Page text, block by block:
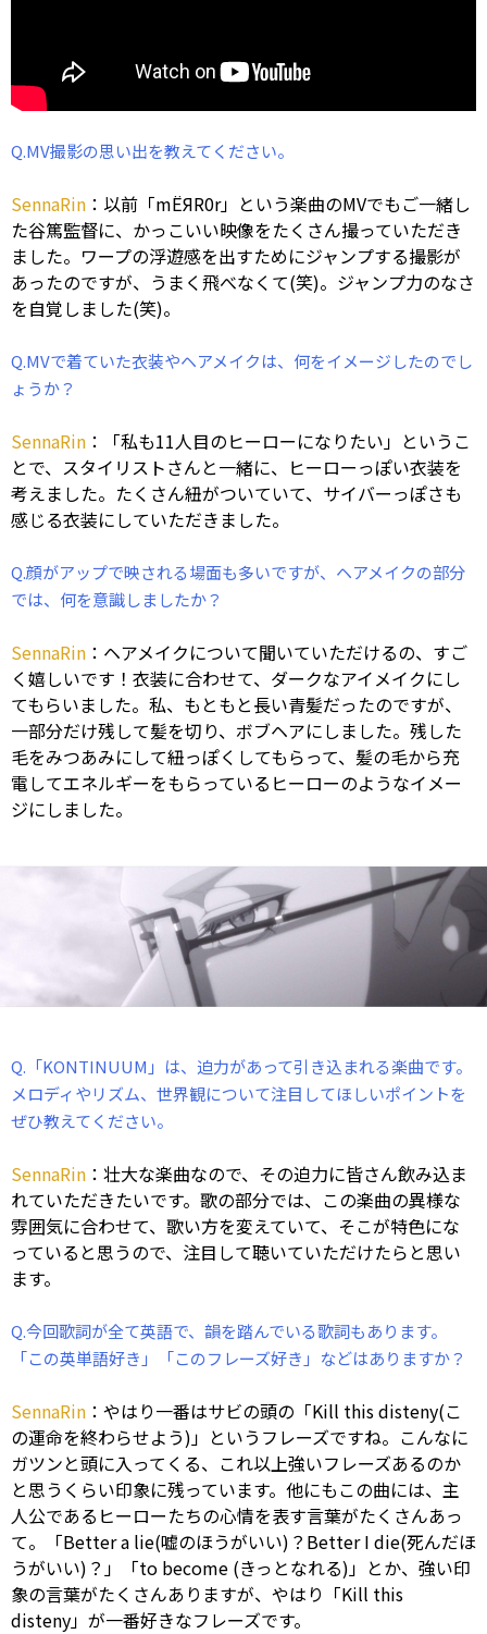
Q.MV撮影の思い出を教えてください。
SennaRin ：以前「mЁЯR0r」という楽曲のMVでもご一緒し
た谷篤監督に、かっこいい映像をたくさん撮っていただき
ました。ワープの浮遊感を出すためにジャンプする撮影が
あったのですが、うまく飛べなくて(笑)。ジャンプ力のなさ
を自覚しました(笑)。
Q.MVで着ていた衣装やヘアメイクは、何をイメージしたのでし
ょうか？
SennaRin ：「私も11人目のヒーローになりたい」というこ
とで、スタイリストさんと一緒に、ヒーローっぽい衣装を
考えました。たくさん紐がついていて、サイバーっぽさも
感じる衣装にしていただきました。
Q.顔がアップで映される場面も多いですが、ヘアメイクの部分
では、何を意識しましたか？
SennaRin ：ヘアメイクについて聞いていただけるの、すご
く嬉しいです！衣装に合わせて、ダークなアイメイクにし
てもらいました。私、もともと長い青髪だったのですが、
一部分だけ残して髪を切り、ボブヘアにしました。残した
毛をみつあみにして紐っぽくしてもらって、髪の毛から充
電してエネルギーをもらっているヒーローのようなイメー
ジにしました。
Q.「KONTINUUM」は、迫力があって引き込まれる楽曲です。
メロディやリズム、世界観について注目してほしいポイントを
ぜひ教えてください。
SennaRin ：壮大な楽曲なので、その迫力に皆さん飲み込ま
れていただきたいです。歌の部分では、この楽曲の異様な
雰囲気に合わせて、歌い方を変えていて、そこが特色にな
っていると思うので、注目して聴いていただけたらと思い
ます。
Q.今回歌詞が全て英語で、韻を踏んでいる歌詞もあります。
「この英単語好き」「このフレーズ好き」などはありますか？
SennaRin ：やはり一番はサビの頭の「Kill this disteny(こ
の運命を終わらせよう)」というフレーズですね。こんなに
ガツンと頭に入ってくる、これ以上強いフレーズあるのか
と思うくらい印象に残っています。他にもこの曲には、主
人公であるヒーローたちの心情を表す言葉がたくさんあっ
て。「Better a lie(嘘のほうがいい)？Better I die(死んだほ
うがいい)？」「to become (きっとなれる)」とか、強い印
象の言葉がたくさんありますが、やはり「Kill this
disteny」が一番好きなフレーズです。